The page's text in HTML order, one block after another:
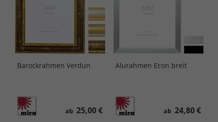
Barockrahmen Verdun
ab 25,00 €
Alurahmen Econ breit
ab 24,80 €